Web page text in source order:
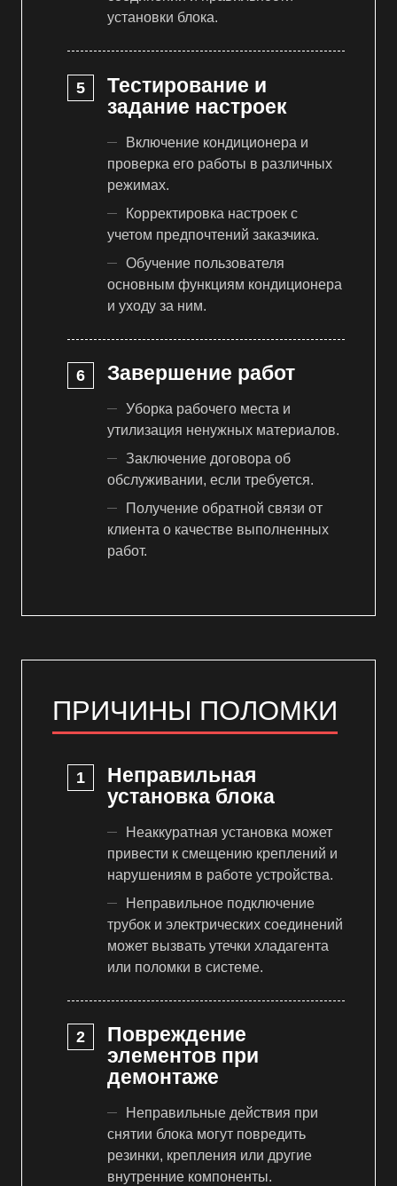
установки блока.
Тестирование и
задание настроек
Включение кондиционера и
проверка его работы в различных
режимах.
Корректировка настроек с
учетом предпочтений заказчика.
Обучение пользователя
основным функциям кондиционера
и уходу за ним.
Завершение работ
Уборка рабочего места и
утилизация ненужных материалов.
Заключение договора об
обслуживании, если требуется.
Получение обратной связи от
клиента о качестве выполненных
работ.
ПРИЧИНЫ ПОЛОМКИ
Неправильная
установка блока
Неаккуратная установка может
привести к смещению креплений и
нарушениям в работе устройства.
Неправильное подключение
трубок и электрических соединений
может вызвать утечки хладагента
или поломки в системе.
Повреждение
элементов при
демонтаже
Неправильные действия при
снятии блока могут повредить
резинки, крепления или другие
внутренние компоненты.